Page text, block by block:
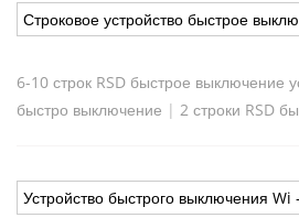
Строковое устройство быстрое
6-10 строк RSD быстрое выключение
быстро выключение | 2 строки RSD
Устройство быстрого выключения